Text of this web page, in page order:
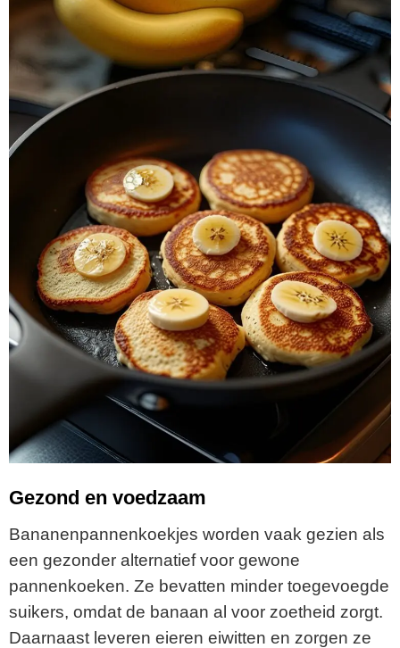
Gezond en voedzaam
Bananenpannenkoekjes worden vaak gezien als
een gezonder alternatief voor gewone
pannenkoeken. Ze bevatten minder toegevoegde
suikers, omdat de banaan al voor zoetheid zorgt.
Daarnaast leveren eieren eiwitten en zorgen ze